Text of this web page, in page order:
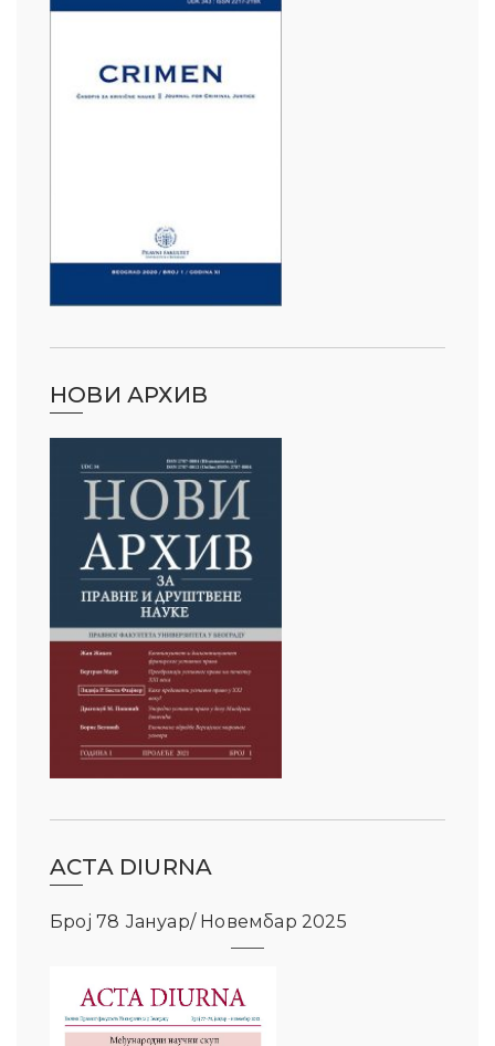
НОВИ АРХИВ
ACTA DIURNA
Број 78 Јануар/ Новембар 2025